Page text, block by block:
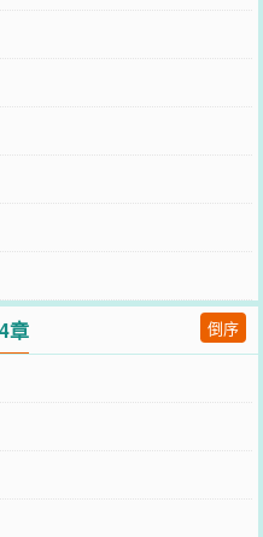
章 倒序